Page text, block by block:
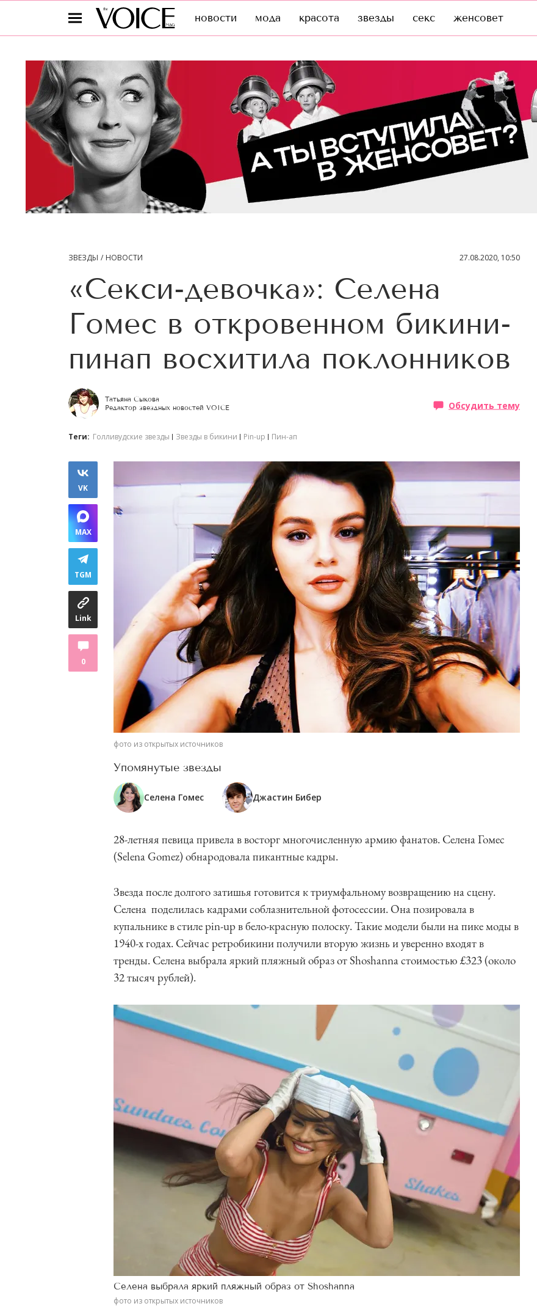
новости мода красота звезды секс женсовет
ЗВЕЗДЫ НОВОСТИ 27.08.2020, 10:50
«Секси-девочка»: Селена
Гомес в откровенном бикини-
пинап восхитила поклонников
Татьяна Сыкова
Редактор звездных новостей VOICE
Обсудить тему
Теги: Голливудские звезды Звезды в бикини Pin-up Пин-ап
VK
MAX
TGM
Link
0
фото из открытых источников
Упомянутые звезды
Селена Гомес Джастин Бибер
28-летняя певица привела в восторг многочисленную армию фанатов. Селена Гомес
(Selena Gomez) обнародовала пикантные кадры.
Звезда после долгого затишья готовится к триумфальному возвращению на сцену.
Селена поделилась кадрами соблазнительной фотосессии. Она позировала в
купальнике в стиле pin-up в бело-красную полоску. Такие модели были на пике моды в
1940-х годах. Сейчас ретробикини получили вторую жизнь и уверенно входят в
тренды. Селена выбрала яркий пляжный образ от Shoshanna стоимостью £323 (около
32 тысяч рублей).
Селена выбрала яркий пляжный образ от Shoshanna
фото из открытых источников